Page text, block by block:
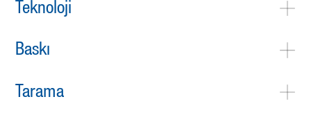
Teknoloji
Baskı
Tarama